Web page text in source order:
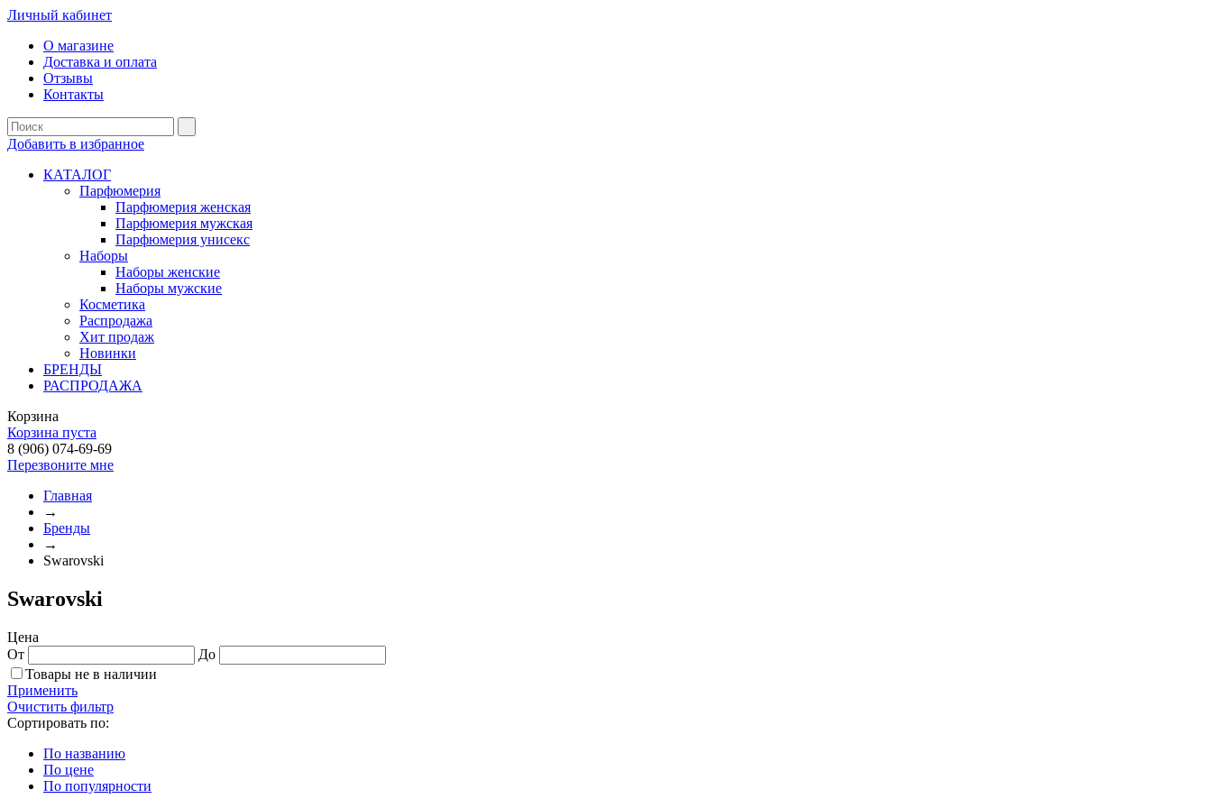
Личный кабинет
О магазине
Доставка и оплата
Отзывы
Контакты
Добавить в избранное
КАТАЛОГ
Парфюмерия
Парфюмерия женская
Парфюмерия мужская
Парфюмерия унисекс
Наборы
Наборы женские
Наборы мужские
Косметика
Распродажа
Хит продаж
Новинки
БРЕНДЫ
РАСПРОДАЖА
Корзина
Корзина пуста
8 (906) 074-69-69
Перезвоните мне
Главная
→
Бренды
→
Swarovski
Swarovski
Цена
От
До
Товары не в наличии
Применить
Очистить фильтр
Сортировать по:
По названию
По цене
По популярности